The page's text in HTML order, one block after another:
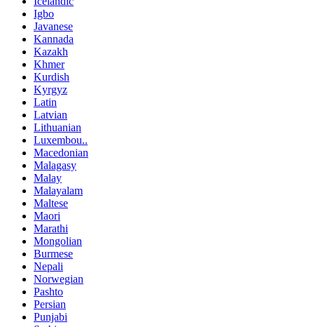
Igbo
Javanese
Kannada
Kazakh
Khmer
Kurdish
Kyrgyz
Latin
Latvian
Lithuanian
Luxembou..
Macedonian
Malagasy
Malay
Malayalam
Maltese
Maori
Marathi
Mongolian
Burmese
Nepali
Norwegian
Pashto
Persian
Punjabi